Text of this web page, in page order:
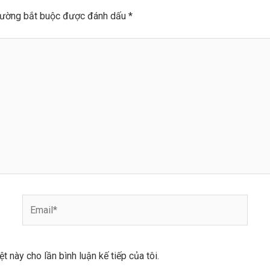
bắt buộc được đánh dấu *
này cho lần bình luận kế tiếp của tôi.